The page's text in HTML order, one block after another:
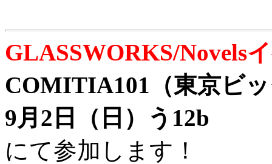
GLASSWORKS/Novels
COMITIA101（東京ビ
9月2日（日）う12b
にて参加します！